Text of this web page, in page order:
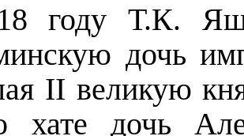
году Т.К.
дочь
II великую
хате дочь